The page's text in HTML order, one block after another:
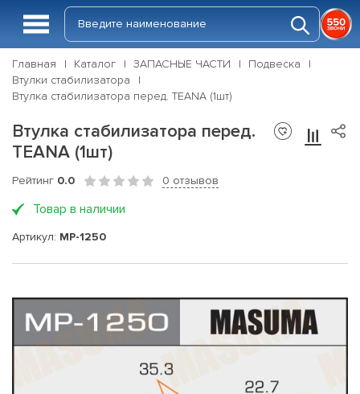
Главная Каталог ЗАПАСНЫЕ ЧАСТИ
Подвеска
Втулки стабилизатора
Втулка стабилизатора перед. TEANA (1шт)
Втулка стабилизатора перед.
TEANA (1шт)
Рейтинг 0.0 0 отзывов
Товар в наличии
Артикул: MP-1250